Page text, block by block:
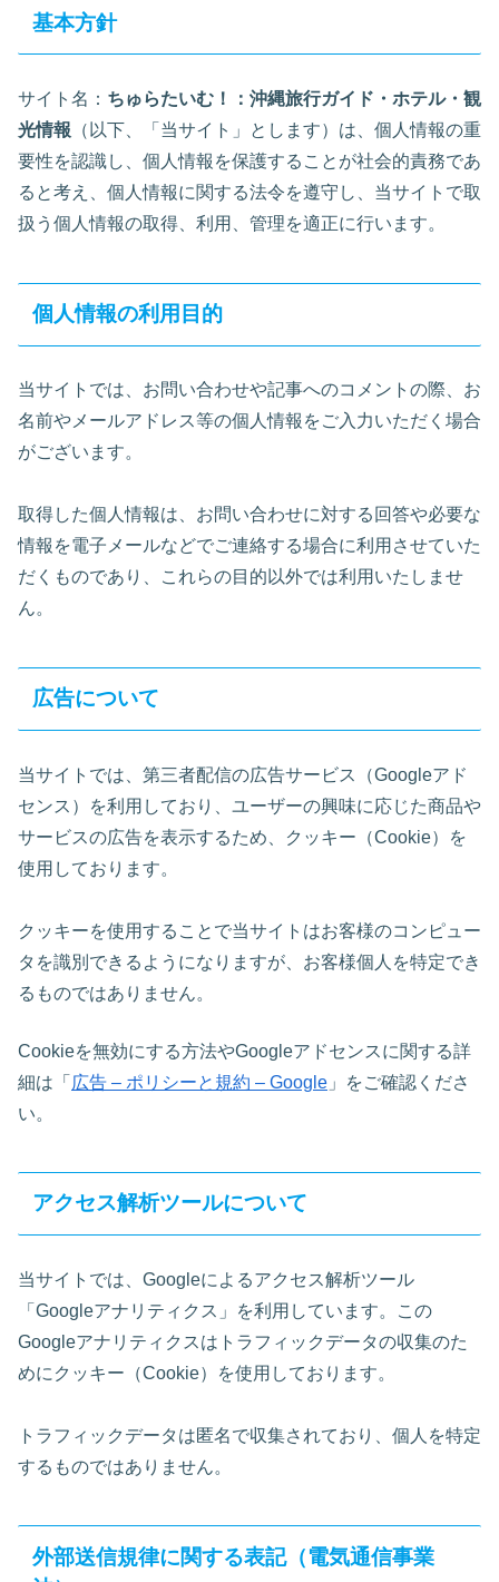
基本方針
サイト名： ちゅらたいむ！：沖縄旅行ガイド・ホテル・観
光情報 （以下、「当サイト」とします）は、個人情報の重
要性を認識し、個人情報を保護することが社会的責務であ
ると考え、個人情報に関する法令を遵守し、当サイトで取
扱う個人情報の取得、利用、管理を適正に行います。
個人情報の利用目的
当サイトでは、お問い合わせや記事へのコメントの際、お
名前やメールアドレス等の個人情報をご入力いただく場合
がございます。
取得した個人情報は、お問い合わせに対する回答や必要な
情報を電子メールなどでご連絡する場合に利用させていた
だくものであり、これらの目的以外では利用いたしませ
ん。
広告について
当サイトでは、第三者配信の広告サービス（Googleアド
センス）を利用しており、ユーザーの興味に応じた商品や
サービスの広告を表示するため、クッキー（Cookie）を
使用しております。
クッキーを使用することで当サイトはお客様のコンピュー
タを識別できるようになりますが、お客様個人を特定でき
るものではありません。
Cookieを無効にする方法やGoogleアドセンスに関する詳
細は「 広告 – ポリシーと規約 – Google 」をご確認くださ
い。
アクセス解析ツールについて
当サイトでは、Googleによるアクセス解析ツール
「Googleアナリティクス」を利用しています。この
Googleアナリティクスはトラフィックデータの収集のた
めにクッキー（Cookie）を使用しております。
トラフィックデータは匿名で収集されており、個人を特定
するものではありません。
外部送信規律に関する表記（電気通信事業